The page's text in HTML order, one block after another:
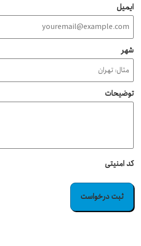
ایمیل
شهر
توضیحات
کد امنیتی